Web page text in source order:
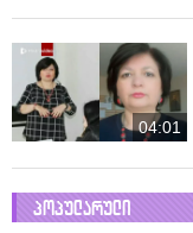
04:01
პოპულარული